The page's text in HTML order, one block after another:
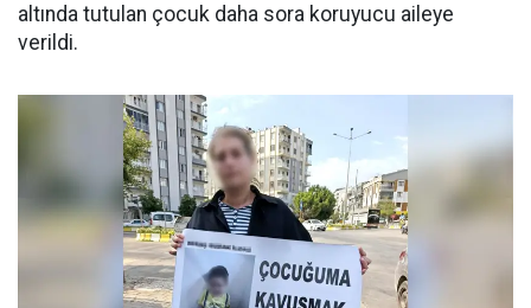
altında tutulan çocuk daha sora koruyucu aileye
verildi.